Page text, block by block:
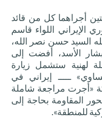
أجراهما كل من قائد
الإيراني اللواء قاسم
السيد حسن نصر الله،
الأسد، أفضت إلى
لهنية ستشمل زيارة
ـــــ إيراني في
«أجرت مراجعة شاملة
المقاومة بحاجة إلى
للمنطقة».